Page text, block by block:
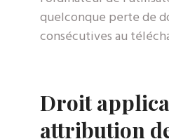
quelconque perte de
consécutives au
Droit
attribution